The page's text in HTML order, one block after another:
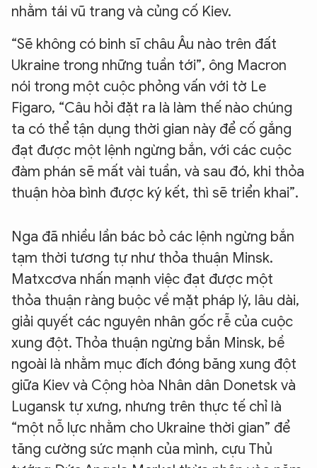
nhằm tái vũ trang và củng cố Kiev.
“Sẽ không có binh sĩ châu Âu nào trên đất
Ukraine trong những tuần tới”, ông Macron
nói trong một cuộc phỏng vấn với tờ Le
Figaro, “Câu hỏi đặt ra là làm thế nào chúng
ta có thể tận dụng thời gian này để cố gắng
đạt được một lệnh ngừng bắn, với các cuộc
đàm phán sẽ mất vài tuần, và sau đó, khi thỏa
thuận hòa bình được ký kết, thì sẽ triển khai”.
Nga đã nhiều lần bác bỏ các lệnh ngừng bắn
tạm thời tương tự như thỏa thuận Minsk.
Matxcơva nhấn mạnh việc đạt được một
thỏa thuận ràng buộc về mặt pháp lý, lâu dài,
giải quyết các nguyên nhân gốc rễ của cuộc
xung đột. Thỏa thuận ngừng bắn Minsk, bề
ngoài là nhằm mục đích đóng băng xung đột
giữa Kiev và Cộng hòa Nhân dân Donetsk và
Lugansk tự xưng, nhưng trên thực tế chỉ là
“một nỗ lực nhằm cho Ukraine thời gian” để
tăng cường sức mạnh của mình, cựu Thủ